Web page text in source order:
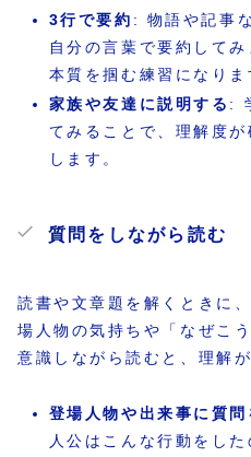
3行で要約 : 物語や記事
自分の言葉で要約して
本質を掴む練習になりま
家族や友達に説明する :
てみることで、理解度
します。
質問をしながら読む
読書や文章題を解くときに
場人物の気持ちや「なぜこ
意識しながら読むと、理解
登場人物や出来事に質問
人公はこんな行動をし